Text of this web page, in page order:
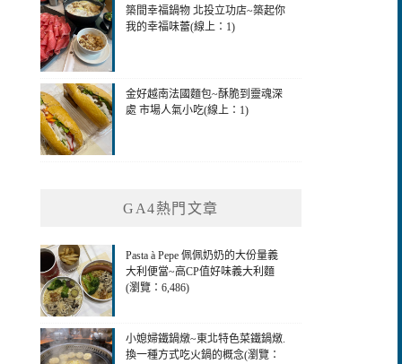
築間幸福鍋物 北投立功店~築起你
我的幸福味蕾(線上：1)
金好越南法國麵包~酥脆到靈魂深
處 市場人氣小吃(線上：1)
GA4熱門文章
Pasta à Pepe 佩佩奶奶的大份量義
大利便當~高CP值好味義大利麵
(瀏覽：6,486)
小媳婦鐵鍋燉~東北特色菜鐵鍋燉.
換一種方式吃火鍋的概念(瀏覽：